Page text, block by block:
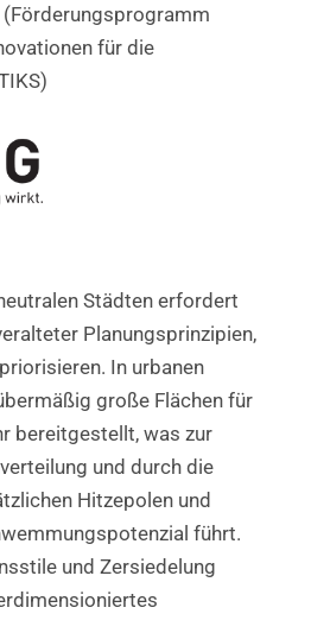
(Förderungsprogramm
für die
Städten erfordert
Planungsprinzipien,
In urbanen
große Flächen für
bereitgestellt, was zur
und durch die
Hitzepolen und
führt.
und Zersiedelung